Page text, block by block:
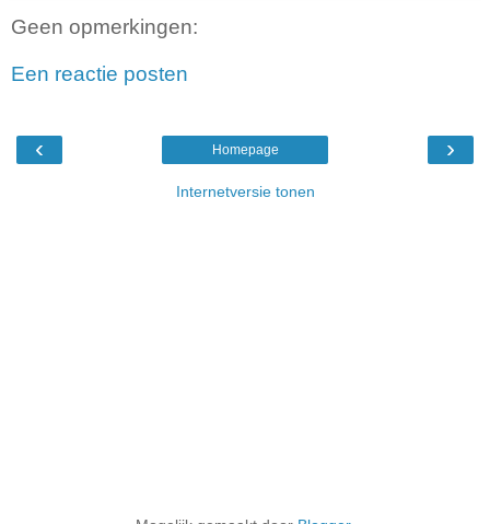
Geen opmerkingen:
Een reactie posten
‹ ›
Homepage
Internetversie tonen